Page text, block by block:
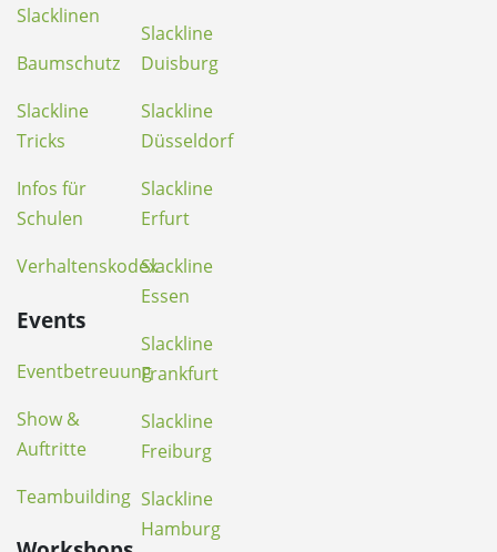
Slacklinen
Baumschutz
Slackline
Tricks
Infos für
Schulen
Verhaltenskodex
Events
Eventbetreuung
Show &
Auftritte
Teambuilding
Slackline
Duisburg
Slackline
Düsseldorf
Slackline
Erfurt
Slackline
Essen
Slackline
Frankfurt
Slackline
Freiburg
Slackline
Hamburg